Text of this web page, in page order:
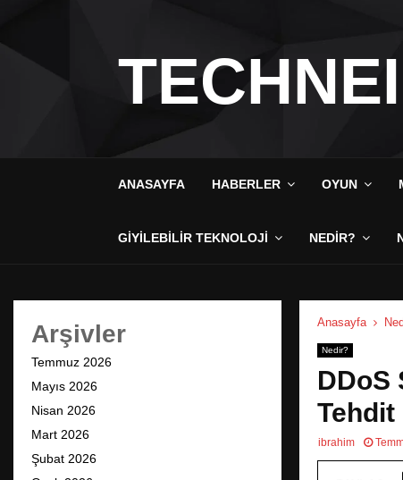
ANASAYFA HABERLER OYUN
GIYILEBILIR TEKNOLOJI NEDIR?
Anasayfa
Nedir?
DDoS
Tehdit
ibrahim
Arşivler
Temmuz 2026
Mayıs 2026
Nisan 2026
Mart 2026
Şubat 2026